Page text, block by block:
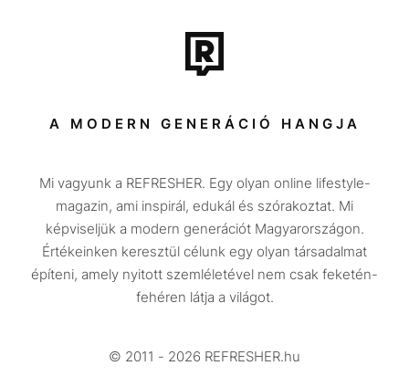
Tech-Tudomány
Sport
Társadalom
Utazás
Életmód
Design
Beszélgetések
Videó
A MODERN GENERÁCIÓ HANGJA
Mi vagyunk a REFRESHER. Egy olyan online lifestyle-
magazin, ami inspirál, edukál és szórakoztat. Mi
képviseljük a modern generációt Magyarországon.
Értékeinken keresztül célunk egy olyan társadalmat
építeni, amely nyitott szemléletével nem csak feketén-
fehéren látja a világot.
© 2011 - 2026 REFRESHER.hu